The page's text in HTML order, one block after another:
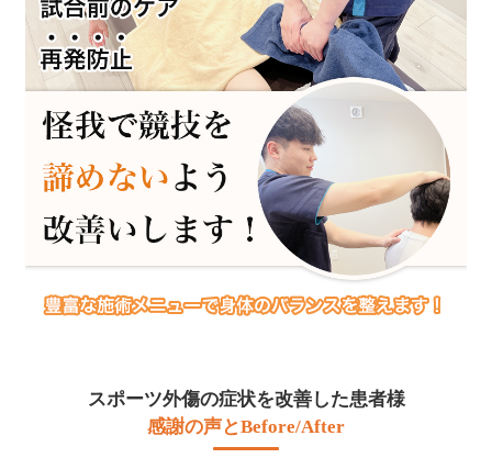
スポーツ外傷の症状を改善した患者様
感謝の声とBefore/After